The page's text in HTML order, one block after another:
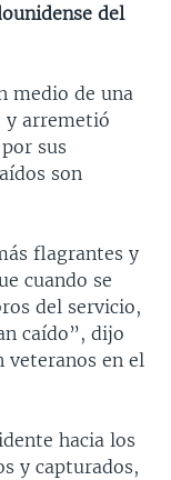
del
medio de una
y arremetió
sus
son
flagrantes y
cuando se
del servicio,
caído”, dijo
veteranos en el
hacia los
y capturados,